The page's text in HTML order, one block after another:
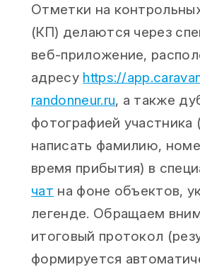
Отметки на
(КП) делаются через
веб-приложение,
адресу https://
randonneur.ru, а также
фотографией участника
написать фамилию,
время прибытия) в
чат на фоне объектов,
легенде. Обращаем
итоговый протокол
формируется